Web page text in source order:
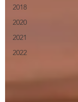
2018
2020
2021
2022